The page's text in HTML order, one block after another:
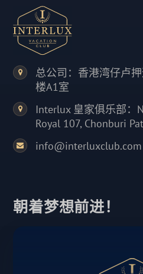
总公司：香港湾仔卢
楼A1室
Interlux 皇家俱乐部：
Royal 107, Chonburi
info@interluxclub.com
朝着梦想前进！